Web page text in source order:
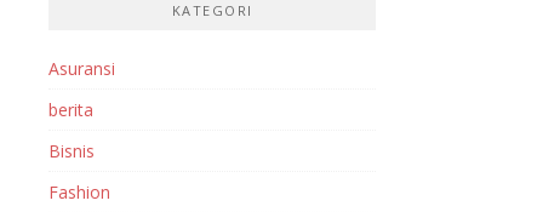
KATEGORI
Asuransi
berita
Bisnis
Fashion